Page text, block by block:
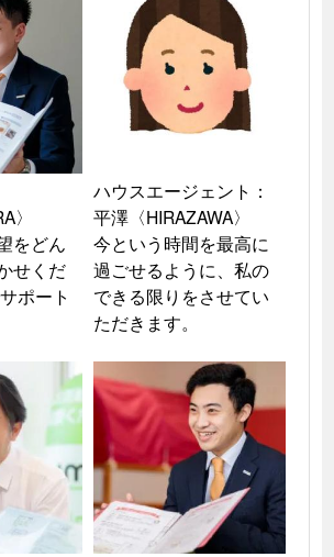
〉
をどん
せくだ
ポート
ハウスエージェント：
平澤〈HIRAZAWA〉
今という時間を最高に
過ごせるように、私の
できる限りをさせてい
ただきます。